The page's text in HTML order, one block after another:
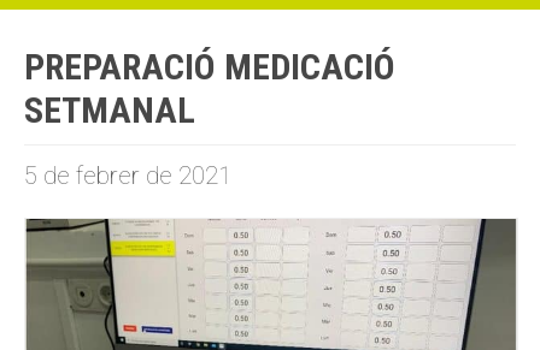
PREPARACIÓ MEDICACIÓ
SETMANAL
5 de febrer de 2021